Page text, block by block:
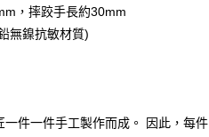
，摔跤手長約30mm
無鎳抗敏材質)
一件一件手工製作而成。 因此，每件